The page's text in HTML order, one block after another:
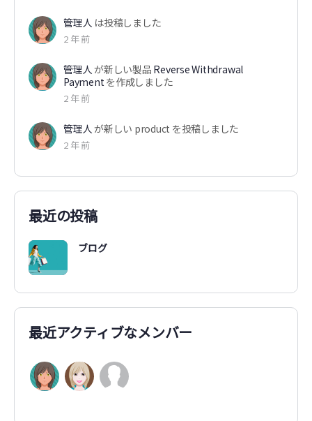
管理人 は投稿しました
2 年 前
管理人 が新しい製品 Reverse Withdrawal
Payment を作成しました
2 年 前
管理人 が新しい product を投稿しました
2 年 前
最近の投稿
ブログ
最近アクティブなメンバー